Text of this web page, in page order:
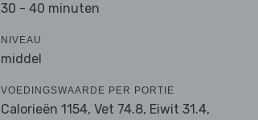
30 - 40 minuten
NIVEAU
middel
VOEDINGSWAARDE PER PORTIE
Calorieën 1154, Vet 74.8, Eiwit 31.4,